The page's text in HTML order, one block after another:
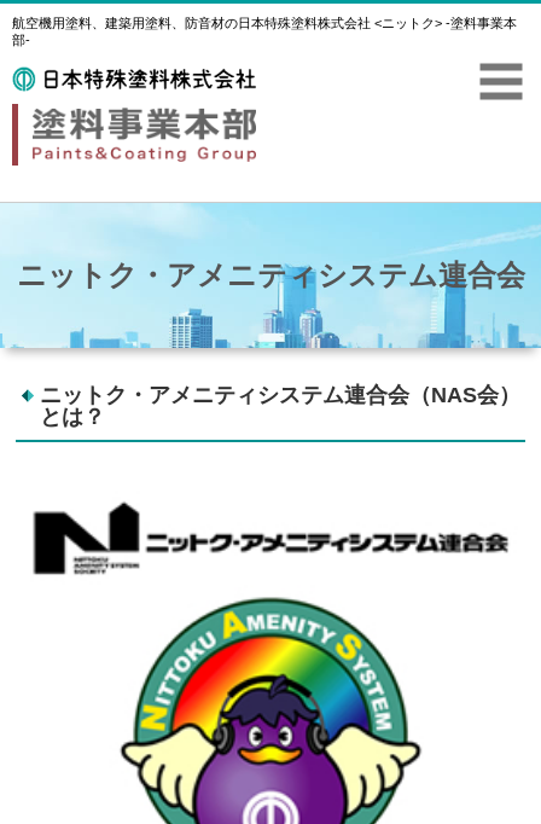
航空機用塗料、建築用塗料、防音材の日本特殊塗料株式会社 <ニットク> -塗料事業本
部-
ニットク・アメニティシステム連合会
ニットク・アメニティシステム連合会（NAS会）
とは？